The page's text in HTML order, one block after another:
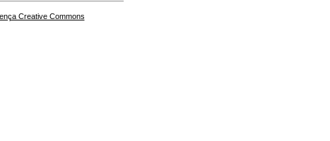
Creative Commons